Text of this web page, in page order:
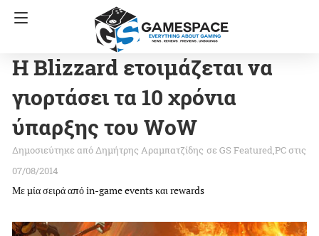
Η Blizzard ετοιμάζεται να
γιορτάσει τα 10 χρόνια
ύπαρξης του WoW
Δημήτρης Αραμπατζίδης σε GS FeaturedPCστις
07/08/2014
Με μία σειρά από in-game events και rewards